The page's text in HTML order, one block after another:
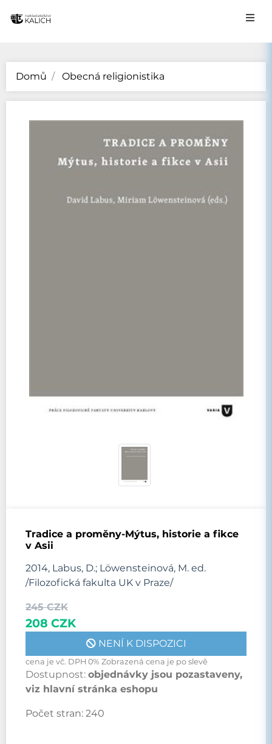
Domů Obecná religionistika
Tradice a proměny-Mýtus, historie a fikce
v Asii
2014, Labus, D.; Löwensteinová, M. ed.
/Filozofická fakulta UK v Praze/
245 CZK
208 CZK
NENÍ K DISPOZICI
cena je vč. DPH 0% Zobrazená cena je po slevě
Dostupnost: objednávky jsou pozastaveny,
viz hlavní stránka eshopu
Počet stran: 240